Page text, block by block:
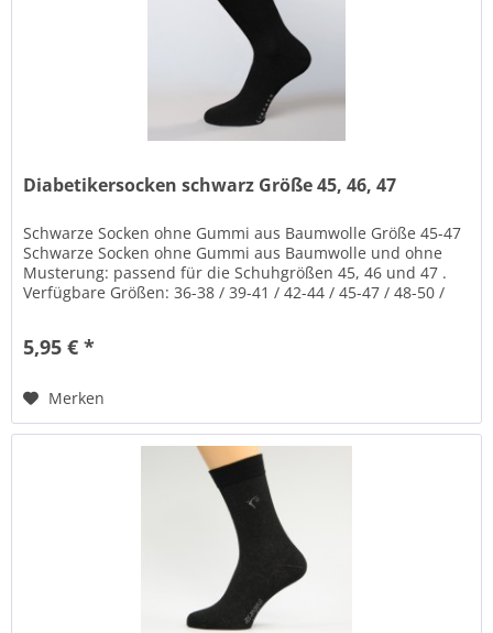
Diabetikersocken schwarz Größe 45, 46, 47
Schwarze Socken ohne Gummi aus Baumwolle Größe 45-47
Schwarze Socken ohne Gummi aus Baumwolle und ohne
Musterung: passend für die Schuhgrößen 45, 46 und 47 .
Verfügbare Größen: 36-38 / 39-41 / 42-44 / 45-47 / 48-50 /
5,95 € *
Merken